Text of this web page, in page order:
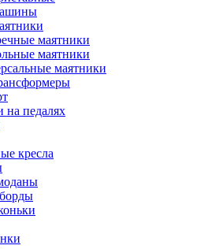
маятники
маятники
маятники
на педалях
кресла